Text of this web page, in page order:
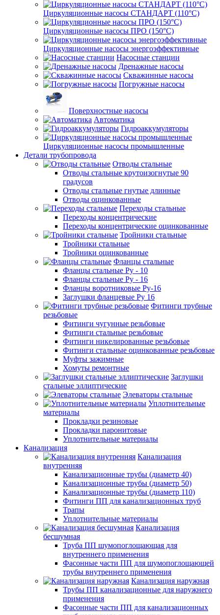
Циркуляционные насосы СТАНДАРТ (110°C)
Циркуляционные насосы ПРО (150°C)
Циркуляционные насосы энергоэффективные
Насосные станции
Дренажные насосы
Скважинные насосы
Погружные насосы
Поверхностные насосы
Автоматика
Гидроаккумуляторы
Циркуляционные насосы промышленные
Детали трубопровода
Отводы стальные
Отводы стальные крутоизогнутые 90
градусов
Отводы стальные гнутые длинные
Отводы оцинкованные
Переходы стальные
Переходы концентрические
Переходы концентрические оцинкованные
Тройники стальные
Тройники стальные
Тройники оцинкованные
Фланцы стальные
Фланцы стальные Ру - 10
Фланцы стальные Ру - 16
Фланцы воротниковые Ру-16
Заглушки фланцевые Ру 16
Фитинги трубные
резьбовые
Фитинги чугунные резьбовые
Фитинги стальные резьбовые
Фитинги никелированные резьбовые
Фитинги стальные оцинкованные резьбовые
Муфты зажимные
Хомуты ремонтные
Заглушки
стальные эллиптические
Элеваторы стальные
Уплотнительные
материалы
Прокладки резиновые
Прокладки паронитовые
Уплотнительные материалы
Канализация
Канализация
внутренняя
Канализационные трубы (диаметр 40)
Канализационные трубы (диаметр 50)
Канализационные трубы (диаметр 110)
Фитинги ПП для канализационных труб
Трапы
Уплотнительные материалы
Канализация
бесшумная
Труба ПП шумопоглощающая для
внутреннего применения
Фасонные части ПП для шумопоглощающей
трубы внутреннего применения
Канализация наружная
Трубы ПП канализационные для наружнего
применения
Фасонные части ПП для канализационных